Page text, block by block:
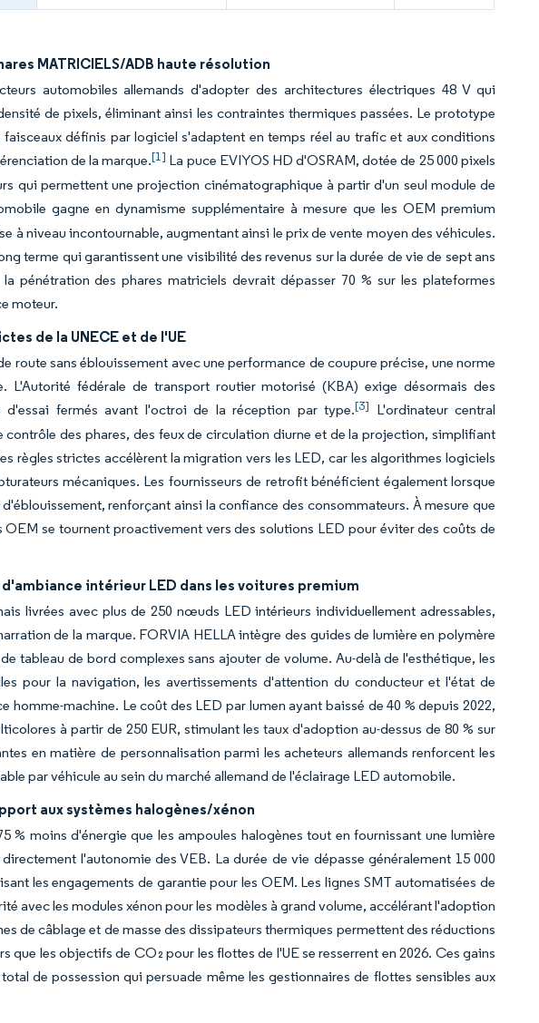
MATRICIELS/ADB haute résolution
automobiles allemands d'adopter des architectures électriques 48 V qui
de pixels, éliminant ainsi les contraintes thermiques passées. Le prototype
définis par logiciel s'adaptent en temps réel au trafic et aux conditions
de la marque.[1] La puce EVIYOS HD d'OSRAM, dotée de 25 000 pixels
qui permettent une projection cinématographique à partir d'un seul module de
gagne en dynamisme supplémentaire à mesure que les OEM premium
à niveau incontournable, augmentant ainsi le prix de vente moyen des véhicules.
terme qui garantissent une visibilité des revenus sur la durée de vie de sept ans
pénétration des phares matriciels devrait dépasser 70 % sur les plateformes
moteur.
de la UNECE et de l'UE
route sans éblouissement avec une performance de coupure précise, une norme
L'Autorité fédérale de transport routier motorisé (KBA) exige désormais des
fermés avant l'octroi de la réception par type.[3] L'ordinateur central
des phares, des feux de circulation diurne et de la projection, simplifiant
règles strictes accélèrent la migration vers les LED, car les algorithmes logiciels
mécaniques. Les fournisseurs de retrofit bénéficient également lorsque
renforçant ainsi la confiance des consommateurs. À mesure que
OEM se tournent proactivement vers des solutions LED pour éviter des coûts de
intérieur LED dans les voitures premium
livrées avec plus de 250 nœuds LED intérieurs individuellement adressables,
de la marque. FORVIA HELLA intègre des guides de lumière en polymère
tableau de bord complexes sans ajouter de volume. Au-delà de l'esthétique, les
pour la navigation, les avertissements d'attention du conducteur et l'état de
homme-machine. Le coût des LED par lumen ayant baissé de 40 % depuis 2022,
à partir de 250 EUR, stimulant les taux d'adoption au-dessus de 80 % sur
en matière de personnalisation parmi les acheteurs allemands renforcent les
par véhicule au sein du marché allemand de l'éclairage LED automobile.
aux systèmes halogènes/xénon
% moins d'énergie que les ampoules halogènes tout en fournissant une lumière
l'autonomie des VEB. La durée de vie dépasse généralement 15 000
les engagements de garantie pour les OEM. Les lignes SMT automatisées de
avec les modules xénon pour les modèles à grand volume, accélérant l'adoption
de câblage et de masse des dissipateurs thermiques permettent des réductions
les objectifs de CO₂ pour les flottes de l'UE se resserrent en 2026. Ces gains
de possession qui persuade même les gestionnaires de flottes sensibles aux